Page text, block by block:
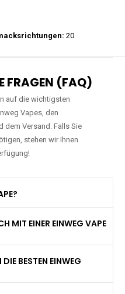
20
FRAGEN (FAQ)
auf die wichtigsten
Vapes, den
dem Versand. Falls Sie
stehen wir Ihnen
MIT EINER EINWEG VAPE
BESTEN EINWEG